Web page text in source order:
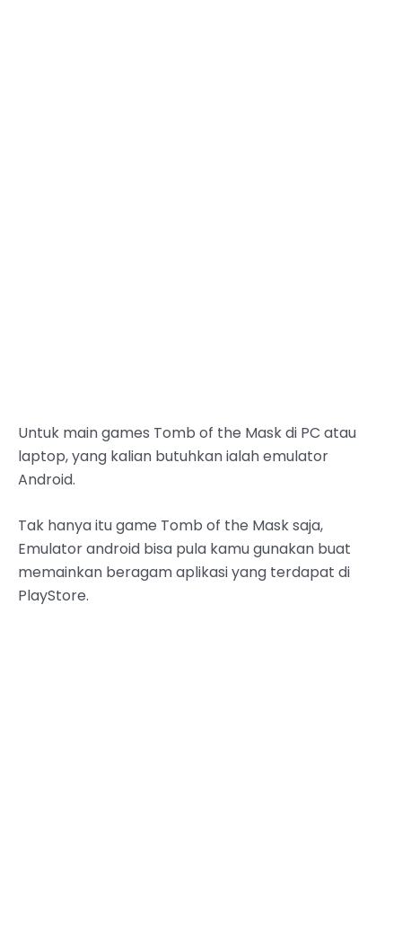
Untuk main games Tomb of the Mask di PC atau
laptop, yang kalian butuhkan ialah emulator
Android.
Tak hanya itu game Tomb of the Mask saja,
Emulator android bisa pula kamu gunakan buat
memainkan beragam aplikasi yang terdapat di
PlayStore.